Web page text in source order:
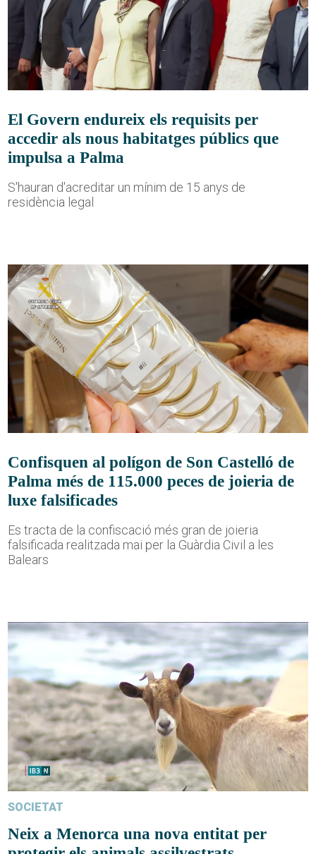
El Govern endureix els requisits per
accedir als nous habitatges públics que
impulsa a Palma
S'hauran d'acreditar un mínim de 15 anys de
residència legal
Confisquen al polígon de Son Castelló de
Palma més de 115.000 peces de joieria de
luxe falsificades
Es tracta de la confiscació més gran de joieria
falsificada realitzada mai per la Guàrdia Civil a les
Balears
SOCIETAT
Neix a Menorca una nova entitat per